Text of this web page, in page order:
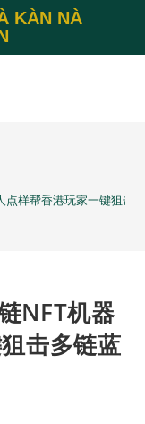
KÀN NÀ
样帮香港玩家一键狙击
NFT机器
击多链蓝